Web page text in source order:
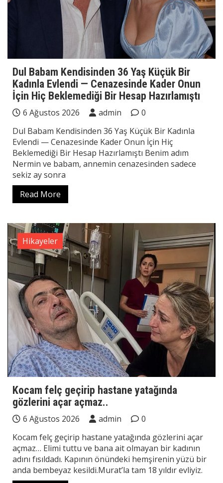
Dul Babam Kendisinden 36 Yaş Küçük Bir
Kadınla Evlendi — Cenazesinde Kader Onun
İçin Hiç Beklemediği Bir Hesap Hazırlamıştı
6 Ağustos 2026 admin
0
Dul Babam Kendisinden 36 Yaş Küçük Bir Kadınla
Evlendi — Cenazesinde Kader Onun İçin Hiç
Beklemediği Bir Hesap Hazırlamıştı Benim adım
Nermin ve babam, annemin cenazesinden sadece
sekiz ay sonra
Read More
Hikayeler
Kocam felç geçirip hastane yatağında
gözlerini açar açmaz..
6 Ağustos 2026 admin
0
Kocam felç geçirip hastane yatağında gözlerini açar
açmaz… Elimi tuttu ve bana ait olmayan bir kadının
adını fısıldadı. Kapının önündeki hemşirenin yüzü bir
anda bembeyaz kesildi.Murat’la tam 18 yıldır evliyiz.